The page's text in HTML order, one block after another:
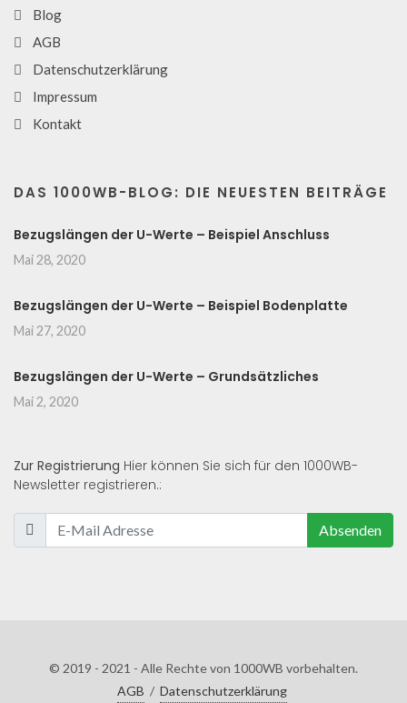
Blog
AGB
Datenschutzerklärung
Impressum
Kontakt
DAS 1000WB-BLOG: DIE NEUESTEN BEITRÄGE
Bezugslängen der U-Werte – Beispiel Anschluss
Mai 28, 2020
Bezugslängen der U-Werte – Beispiel Bodenplatte
Mai 27, 2020
Bezugslängen der U-Werte – Grundsätzliches
Mai 2, 2020
Zur Registrierung Hier können Sie sich für den 1000WB-
Newsletter registrieren.:
Absenden
© 2019 - 2021 - Alle Rechte von 1000WB vorbehalten.
AGB / Datenschutzerklärung